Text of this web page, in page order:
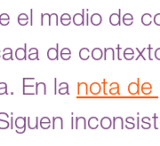
el medio de
de
En la nota de